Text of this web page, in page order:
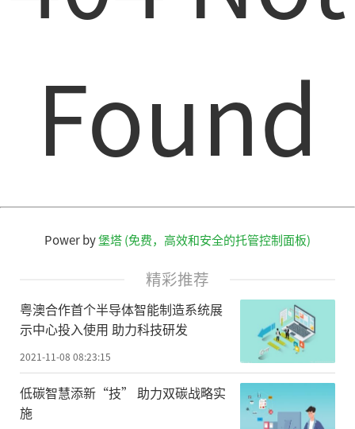
Found
Power by堡塔 (免费，高效和安全的托管控制面板)
精彩推荐
粤澳合作首个半导体智能制造系统展
示中心投入使用 助力科技研发
2021-11-08 08:23:15
低碳智慧添新“技” 助力双碳战略实
施